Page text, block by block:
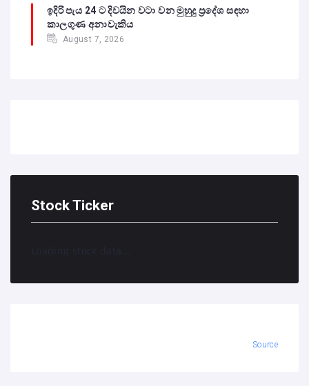
ඉදිරි පැය 24 ට දිවයින වටා වන මුහුදු ප්‍රදේශ සඳහා
කාලගුණ අනාවැකිය
August 7, 2026
Stock Ticker
Loading stock data...
Source